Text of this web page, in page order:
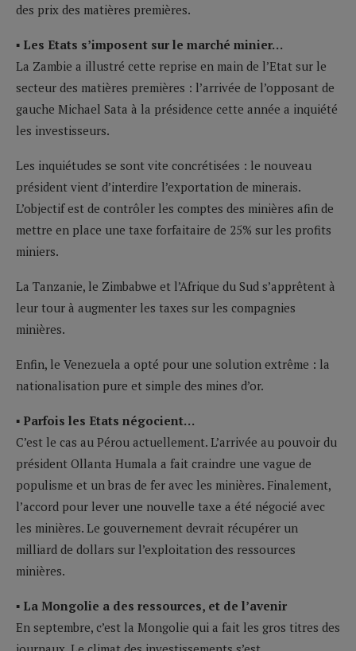
des prix des matières premières.
▪ Les Etats s’imposent sur le marché minier…
La Zambie a illustré cette reprise en main de l’Etat sur le
secteur des matières premières : l’arrivée de l’opposant de
gauche Michael Sata à la présidence cette année a inquiété
les investisseurs.
Les inquiétudes se sont vite concrétisées : le nouveau
président vient d’interdire l’exportation de minerais.
L’objectif est de contrôler les comptes des minières afin de
mettre en place une taxe forfaitaire de 25% sur les profits
miniers.
La Tanzanie, le Zimbabwe et l’Afrique du Sud s’apprêtent à
leur tour à augmenter les taxes sur les compagnies
minières.
Enfin, le Venezuela a opté pour une solution extrême : la
nationalisation pure et simple des mines d’or.
▪ Parfois les Etats négocient…
C’est le cas au Pérou actuellement. L’arrivée au pouvoir du
président Ollanta Humala a fait craindre une vague de
populisme et un bras de fer avec les minières. Finalement,
l’accord pour lever une nouvelle taxe a été négocié avec
les minières. Le gouvernement devrait récupérer un
milliard de dollars sur l’exploitation des ressources
minières.
▪ La Mongolie a des ressources, et de l’avenir
En septembre, c’est la Mongolie qui a fait les gros titres des